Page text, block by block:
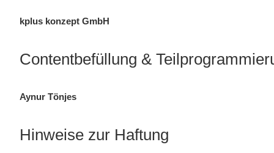
kplus konzept GmbH
Contentbefüllung &
Aynur Tönjes
Hinweise zur Haftung